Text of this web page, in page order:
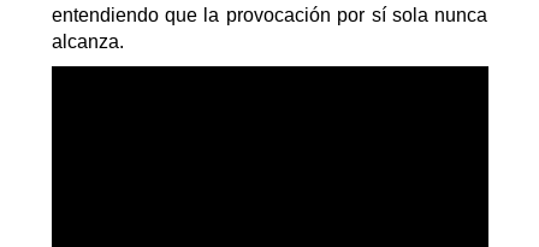
entendiendo que la provocación por sí sola nunca
alcanza.